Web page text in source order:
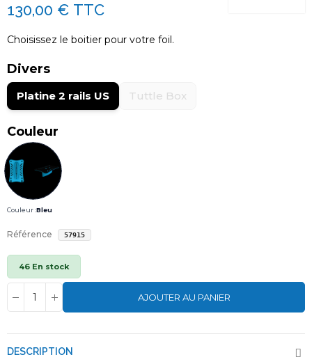
130,00 € TTC
Choisissez le boitier pour votre foil.
Divers
Platine 2 rails US Tuttle Box
Couleur
Couleur :Bleu
Référence 57915
46 En stock
AJOUTER AU PANIER
DESCRIPTION